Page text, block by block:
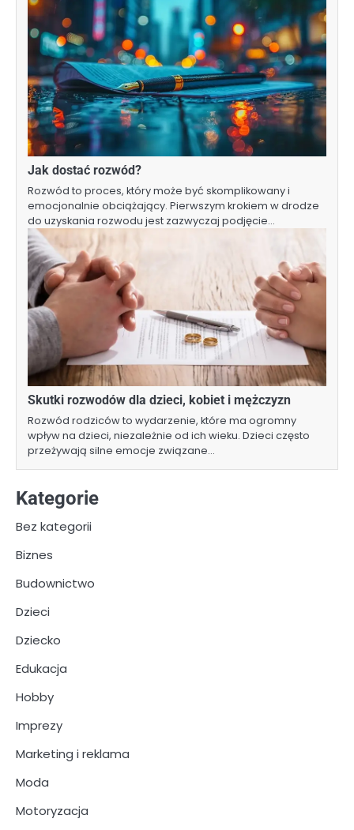
Jak dostać rozwód?
Rozwód to proces, który może być skomplikowany i
emocjonalnie obciążający. Pierwszym krokiem w drodze
do uzyskania rozwodu jest zazwyczaj podjęcie…
Skutki rozwodów dla dzieci, kobiet i mężczyzn
Rozwód rodziców to wydarzenie, które ma ogromny
wpływ na dzieci, niezależnie od ich wieku. Dzieci często
przeżywają silne emocje związane…
Kategorie
Bez kategorii
Biznes
Budownictwo
Dzieci
Dziecko
Edukacja
Hobby
Imprezy
Marketing i reklama
Moda
Motoryzacja